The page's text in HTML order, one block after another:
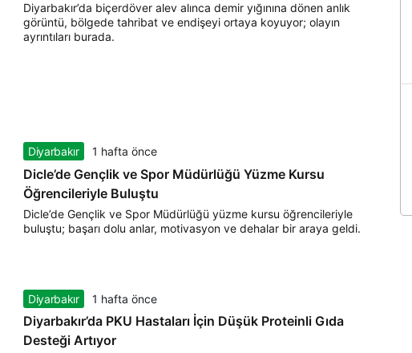
Diyarbakır’da biçerdöver alev alınca demir yığınına dönen anlık
görüntü, bölgede tahribat ve endişeyi ortaya koyuyor; olayın
ayrıntıları burada.
Diyarbakır 1 hafta önce
Dicle’de Gençlik ve Spor Müdürlüğü Yüzme Kursu
Öğrencileriyle Buluştu
Dicle’de Gençlik ve Spor Müdürlüğü yüzme kursu öğrencileriyle
buluştu; başarı dolu anlar, motivasyon ve dehalar bir araya geldi.
Diyarbakır 1 hafta önce
Diyarbakır’da PKU Hastaları İçin Düşük Proteinli Gıda
Desteği Artıyor